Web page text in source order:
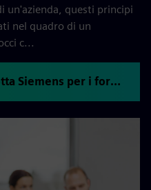
un'azienda, questi principi
nel quadro di un
c...
Legga il Codice di condotta Siemens per i fornitori